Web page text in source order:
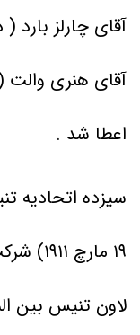
آقای چارلز
آقای هنری
اعطا شد .
سیزده اتحادیه
۱۹ مارچ ۱۹۱۱)
لاون تنیس بین